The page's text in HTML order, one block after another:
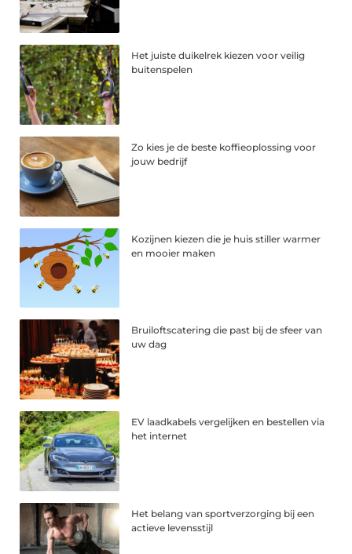
Het juiste duikelrek kiezen voor veilig
buitenspelen
Zo kies je de beste koffieoplossing voor
jouw bedrijf
Kozijnen kiezen die je huis stiller warmer
en mooier maken
Bruiloftscatering die past bij de sfeer van
uw dag
EV laadkabels vergelijken en bestellen via
het internet
Het belang van sportverzorging bij een
actieve levensstijl